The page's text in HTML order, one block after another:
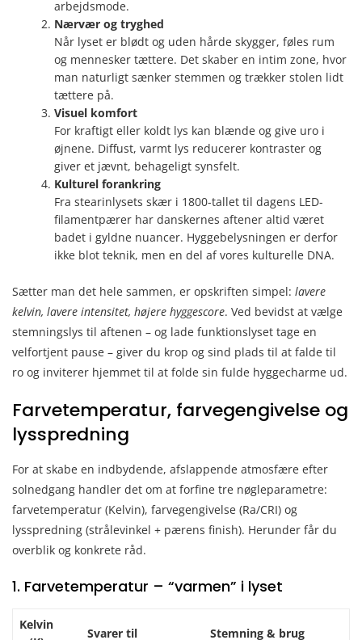
arbejdsmode.
Nærvær og tryghed
Når lyset er blødt og uden hårde skygger, føles rum
og mennesker tættere. Det skaber en intim zone, hvor
man naturligt sænker stemmen og trækker stolen lidt
tættere på.
Visuel komfort
For kraftigt eller koldt lys kan blænde og give uro i
øjnene. Diffust, varmt lys reducerer kontraster og
giver et jævnt, behageligt synsfelt.
Kulturel forankring
Fra stearinlysets skær i 1800-tallet til dagens LED-
filamentpærer har danskernes aftener altid været
badet i gyldne nuancer. Hyggebelysningen er derfor
ikke blot teknik, men en del af vores kulturelle DNA.
Sætter man det hele sammen, er opskriften simpel: lavere
kelvin, lavere intensitet, højere hyggescore. Ved bevidst at vælge
stemningslys til aftenen – og lade funktionslyset tage en
velfortjent pause – giver du krop og sind plads til at falde til
ro og inviterer hjemmet til at folde sin fulde hyggecharme ud.
Farvetemperatur, farvegengivelse og
lysspredning
For at skabe en indbydende, afslappende atmosfære efter
solnedgang handler det om at forfine tre nøgleparametre:
farvetemperatur (Kelvin), farvegengivelse (Ra/CRI) og
lysspredning (strålevinkel + pærens finish). Herunder får du
overblik og konkrete råd.
1. Farvetemperatur – “varmen” i lyset
Kelvin
Svarer til Stemning & brug